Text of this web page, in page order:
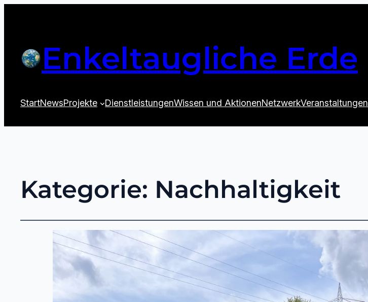
Enkeltaugliche Erde
StartNewsProjekte DienstleistungenWissen und AktionenNetzwerkVeranstaltungen
Kategorie: Nachhaltigkeit